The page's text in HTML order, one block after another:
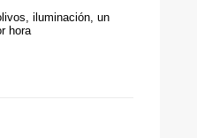
iluminación, un
hora